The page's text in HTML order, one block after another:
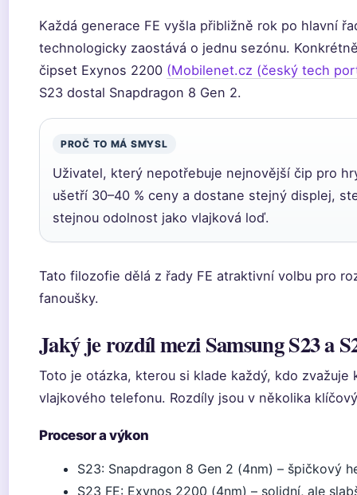
Každá generace FE vyšla přibližně rok po hlavní
technologicky zaostává o jednu sezónu.
čipset Exynos 2200 (Mobilenet.cz (český tech
S23 dostal Snapdragon 8 Gen 2.
PROČ TO MÁ SMYSL
Uživatel, který nepotřebuje nejnovější čip pro
ušetří 30–40 % ceny a dostane stejný displej,
stejnou odolnost jako vlajková loď.
Tato filozofie dělá z řady FE atraktivní volbu pro
fanoušky.
Jaký je rozdíl mezi Samsung S23 a
Toto je otázka, kterou si klade každý, kdo zvažuje
vlajkového telefonu. Rozdíly jsou v několika
Procesor a výkon
S23: Snapdragon 8 Gen 2 (4nm) – špičkový
S23 FE: Exynos 2200 (4nm) – solidní, ale